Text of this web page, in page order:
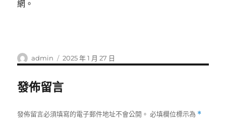
網。
作
者
admin
發
佈
2025 年 1 月 27 日
發佈留言
發佈留言必須填寫的電子郵件地址不會公開。 必填欄位標示為 *